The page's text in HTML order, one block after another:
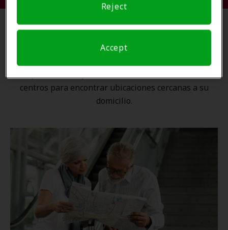
Reject
Accept
Gracias a nuestra
, ningún proveedor de
centros para encontrar ubicaciones cercanas a su
domicilio.